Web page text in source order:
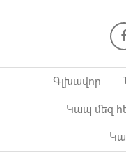
Գլխավոր
Կապ մեզ